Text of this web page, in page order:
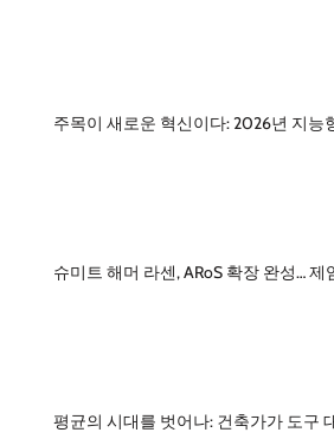
주목이 새로운 혁신이다: 2026년 지
슈미트 해머 라센, ARoS 확장 완성… 제
평균의 시대를 벗어나: 건축가가 도구